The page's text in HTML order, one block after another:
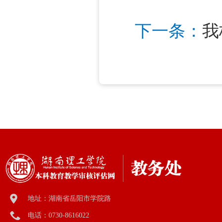
下一条：
地址：湖南省岳阳市学院路
电话：0730-8616022